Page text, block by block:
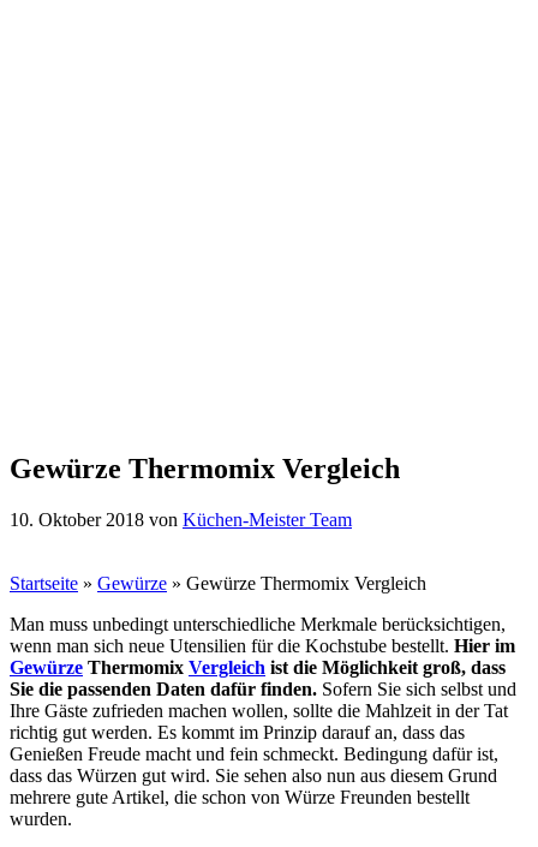
Gewürze Thermomix Vergleich
10. Oktober 2018 von Küchen-Meister Team
Startseite » Gewürze » Gewürze Thermomix Vergleich
Man muss unbedingt unterschiedliche Merkmale berücksichtigen,
wenn man sich neue Utensilien für die Kochstube bestellt. Hier im
Gewürze Thermomix Vergleich ist die Möglichkeit groß, dass
Sie die passenden Daten dafür finden. Sofern Sie sich selbst und
Ihre Gäste zufrieden machen wollen, sollte die Mahlzeit in der Tat
richtig gut werden. Es kommt im Prinzip darauf an, dass das
Genießen Freude macht und fein schmeckt. Bedingung dafür ist,
dass das Würzen gut wird. Sie sehen also nun aus diesem Grund
mehrere gute Artikel, die schon von Würze Freunden bestellt
wurden.